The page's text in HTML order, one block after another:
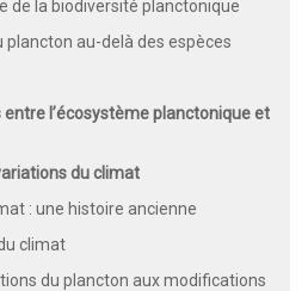
de la biodiversité planctonique
plancton au-delà des espèces
entre l’écosystème planctonique et
du climat
: une histoire ancienne
climat
du plancton aux modifications